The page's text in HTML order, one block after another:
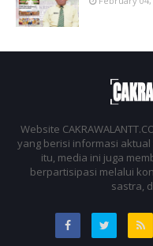
Website
yang berisi informasi
itu, media ini juga
berpartisipasi melalui
sastra,